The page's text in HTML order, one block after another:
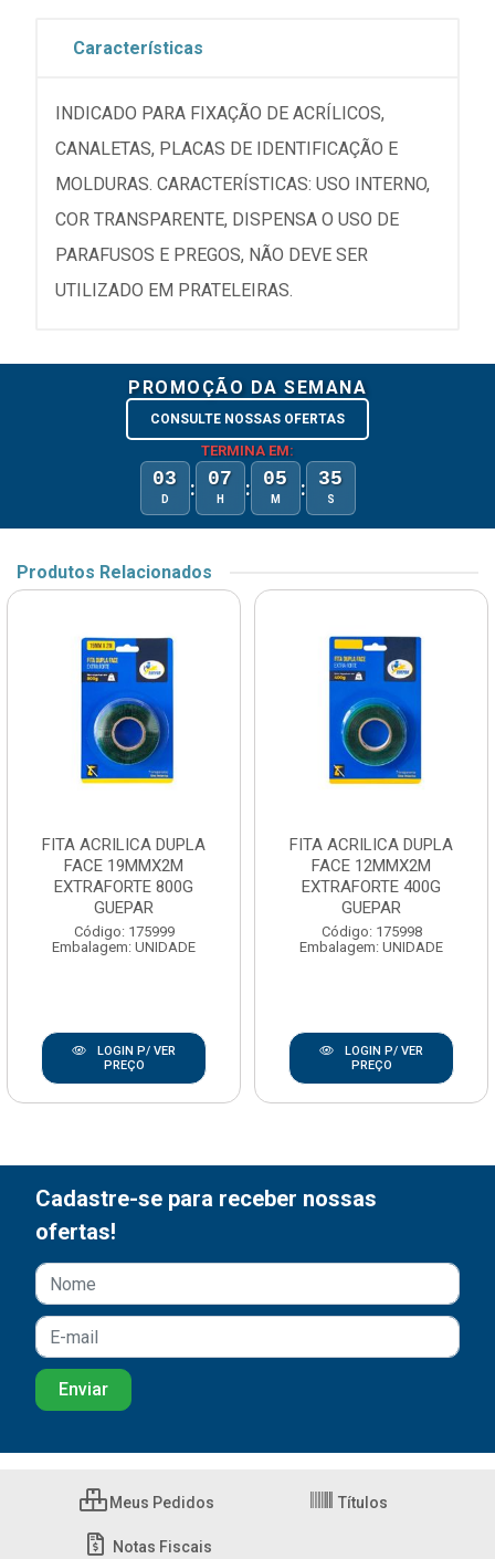
Características
INDICADO PARA FIXAÇÃO DE ACRÍLICOS,
CANALETAS, PLACAS DE IDENTIFICAÇÃO E
MOLDURAS. CARACTERÍSTICAS: USO INTERNO,
COR TRANSPARENTE, DISPENSA O USO DE
PARAFUSOS E PREGOS, NÃO DEVE SER
UTILIZADO EM PRATELEIRAS.
PROMOÇÃO DA SEMANA
CONSULTE NOSSAS OFERTAS
TERMINA EM:
03
D : 07
H : 05
M : 35
S
Produtos Relacionados
FITA ACRILICA DUPLA
FACE 19MMX2M
EXTRAFORTE 800G
GUEPAR
Código: 175999
Embalagem: UNIDADE
LOGIN P/ VER
PREÇO
FITA ACRILICA DUPLA
FACE 12MMX2M
EXTRAFORTE 400G
GUEPAR
Código: 175998
Embalagem: UNIDADE
LOGIN P/ VER
PREÇO
Cadastre-se para receber nossas
ofertas!
Meus Pedidos Títulos
Notas Fiscais